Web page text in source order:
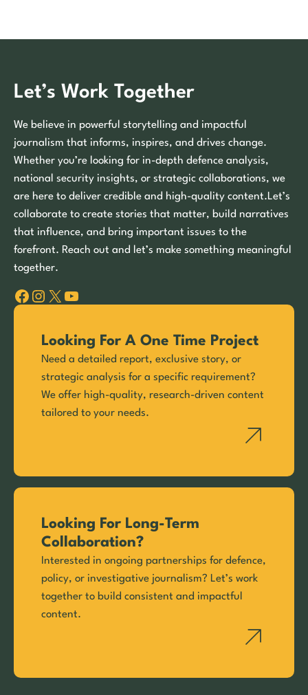
Let’s Work Together
We believe in powerful storytelling and impactful
journalism that informs, inspires, and drives change.
Whether you’re looking for in-depth defence analysis,
national security insights, or strategic collaborations, we
are here to deliver credible and high-quality content.Let’s
collaborate to create stories that matter, build narratives
that influence, and bring important issues to the
forefront. Reach out and let’s make something meaningful
together.
Facebook Instagram X YouTube
Looking For A One Time Project
Need a detailed report, exclusive story, or
strategic analysis for a specific requirement?
We offer high-quality, research-driven content
tailored to your needs.
Looking For Long-Term
Collaboration?
Interested in ongoing partnerships for defence,
policy, or investigative journalism? Let’s work
together to build consistent and impactful
content.